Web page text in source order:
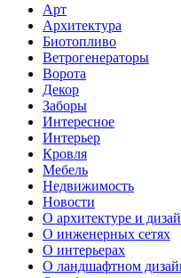
Арт
Архитектура
Биотопливо
Ветрогенераторы
Ворота
Декор
Заборы
Интересное
Интерьер
Кровля
Мебель
Недвижимость
Новости
О архитектуре и
О инженерных сетях
О интерьерах
О ландшафтном